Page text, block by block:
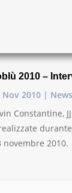
2010 –
Nov 2010| News
Constantine,
2010.